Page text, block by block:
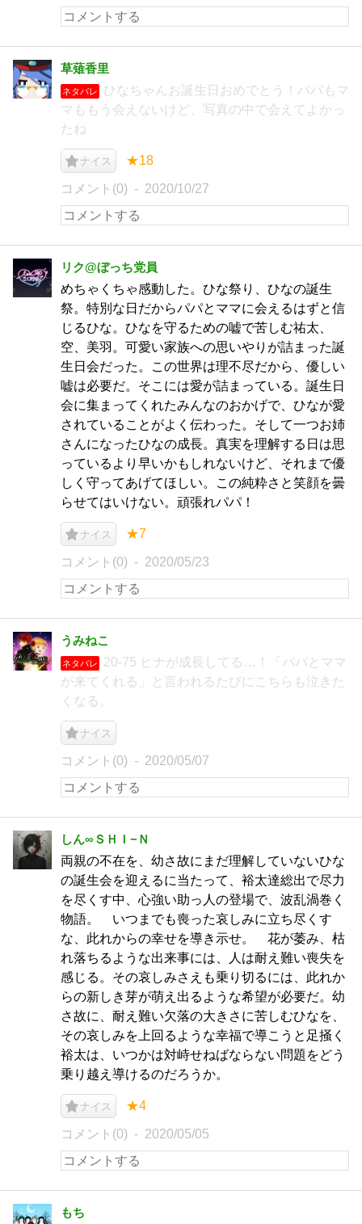
草薙香里
ネタバレ
ひなちゃんお誕生日おめでとう！パパもマ
マももう会えないけど、写真の中で会えてよかっ
たね
ナイス ★18
コメント(0) 2020/10/27
リク@ぼっち党員
めちゃくちゃ感動した。ひな祭り、ひなの誕生
祭。特別な日だからパパとママに会えるはずと信
じるひな。ひなを守るための嘘で苦しむ祐太、
空、美羽。可愛い家族への思いやりが詰まった誕
生日会だった。この世界は理不尽だから、優しい
嘘は必要だ。そこには愛が詰まっている。誕生日
会に集まってくれたみんなのおかげで、ひなが愛
されていることがよく伝わった。そして一つお姉
さんになったひなの成長。真実を理解する日は思
っているより早いかもしれないけど、それまで優
しく守ってあげてほしい。この純粋さと笑顔を曇
らせてはいけない。頑張れパパ！
ナイス ★7
コメント(0) 2020/05/23
うみねこ
ネタバレ
20-75 ヒナが成長してる…！「パパとママ
が来てくれる」と言われるたびにこちらも泣きた
くなる。
ナイス
コメント(0) 2020/05/07
しん∞ＳＨＩ−Ｎ
両親の不在を、幼さ故にまだ理解していないひな
の誕生会を迎えるに当たって、裕太達総出で尽力
を尽くす中、心強い助っ人の登場で、波乱渦巻く
物語。 いつまでも喪った哀しみに立ち尽くす
な、此れからの幸せを導き示せ。 花が萎み、枯
れ落ちるような出来事には、人は耐え難い喪失を
感じる。その哀しみさえも乗り切るには、此れか
らの新しき芽が萌え出るような希望が必要だ。幼
さ故に、耐え難い欠落の大きさに苦しむひなを、
その哀しみを上回るような幸福で導こうと足掻く
裕太は、いつかは対峙せねばならない問題をどう
乗り越え導けるのだろうか。
ナイス ★4
コメント(0) 2020/05/05
もち